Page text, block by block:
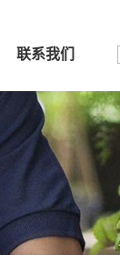
联系我们